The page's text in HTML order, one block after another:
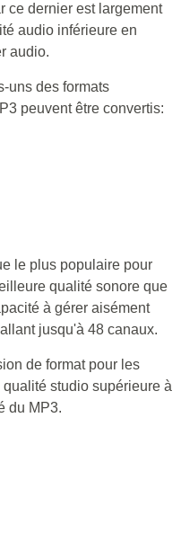
ce dernier est largement
audio inférieure en
audio.
uns des formats
peuvent être convertis:
le plus populaire pour
qualité sonore que
à gérer aisément
jusqu'à 48 canaux.
de format pour les
studio supérieure à
du MP3.